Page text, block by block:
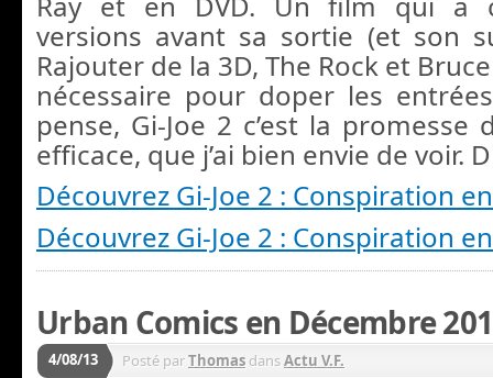
versions avant sa sortie (et son
Rajouter de la 3D, The Rock et
nécessaire pour doper les
pense, Gi-Joe 2 c’est la promesse
efficace, que j’ai bien envie de voir.
Découvrez Gi-Joe 2 : Conspiration
Découvrez Gi-Joe 2 : Conspiration
Urban Comics en Décembre
4/08/13 Posté parThomas dansActu V.F.